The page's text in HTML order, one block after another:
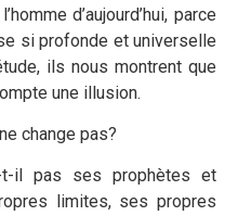
d’aujourd’hui, parce
si profonde et universelle
ils nous montrent que
une illusion.
change pas?
t-il pas ses prophètes et
limites, ses propres